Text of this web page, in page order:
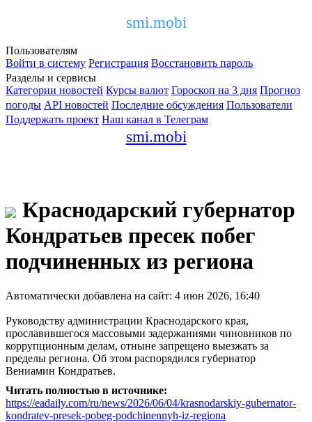
smi.mobi
Пользователям
Войти в систему Регистрация Восстановить пароль
Разделы и сервисы
Категории новостей Курсы валют Гороскоп на 3 дня Прогноз
погоды API новостей Последние обсуждения Пользователи
Поддержать проект Наш канал в Телеграм
smi.mobi
Краснодарский губернатор
Кондратьев пресек побег
подчиненных из региона
Автоматически добавлена на сайт: 4 июн 2026, 16:40
Руководству администрации Краснодарского края,
прославившегося массовыми задержаниями чиновников по
коррупционным делам, отныне запрещено выезжать за
пределы региона. Об этом распорядился губернатор
Вениамин Кондратьев.
Читать полностью в источнике:
https://eadaily.com/ru/news/2026/06/04/krasnodarskiy-gubernator-
kondratev-presek-pobeg-podchinennyh-iz-regiona